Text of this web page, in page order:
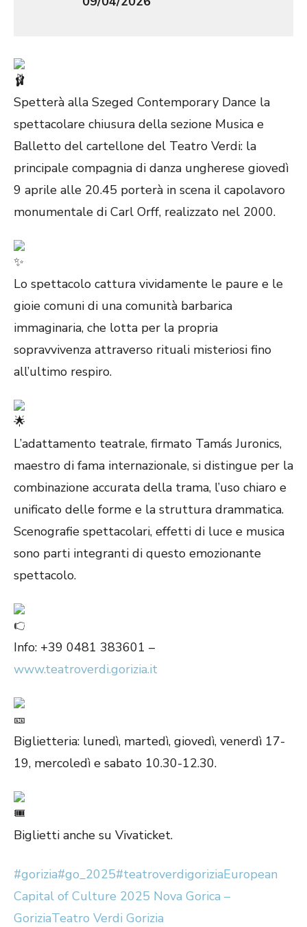
Spetterà alla Szeged Contemporary Dance la
spettacolare chiusura della sezione Musica e
Balletto del cartellone del Teatro Verdi: la
principale compagnia di danza ungherese giovedì
9 aprile alle 20.45 porterà in scena il capolavoro
monumentale di Carl Orff, realizzato nel 2000.
Lo spettacolo cattura vividamente le paure e le
gioie comuni di una comunità barbarica
immaginaria, che lotta per la propria
sopravvivenza attraverso rituali misteriosi fino
all’ultimo respiro.
L’adattamento teatrale, firmato Tamás Juronics,
maestro di fama internazionale, si distingue per la
combinazione accurata della trama, l’uso chiaro e
unificato delle forme e la struttura drammatica.
Scenografie spettacolari, effetti di luce e musica
sono parti integranti di questo emozionante
spettacolo.
Info: +39 0481 383601 –
www.teatroverdi.gorizia.it
Biglietteria: lunedì, martedì, giovedì, venerdì 17-
19, mercoledì e sabato 10.30-12.30.
Biglietti anche su Vivaticket.
#gorizia#go_2025#teatroverdigoriziaEuropean
Capital of Culture 2025 Nova Gorica –
GoriziaTeatro Verdi Gorizia